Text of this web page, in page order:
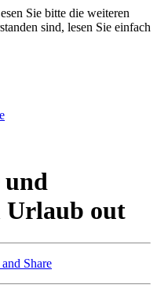
Sie bitte die weiteren
sind, lesen Sie einfach
Urlaub out